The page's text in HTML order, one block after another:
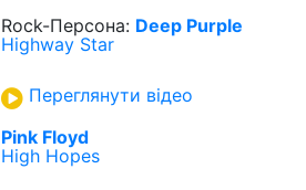
Rock-Персона: Deep Purple
Highway Star
Переглянути відео
Pink Floyd
High Hopes